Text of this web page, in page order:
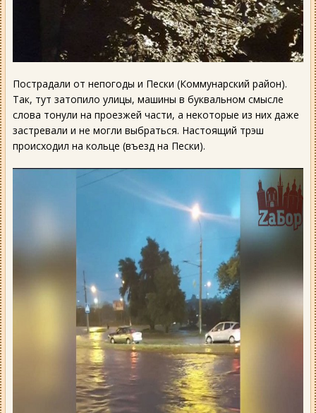
Пострадали от непогоды и Пески (Коммунарский район).
Так, тут затопило улицы, машины в буквальном смысле
слова тонули на проезжей части, а некоторые из них даже
застревали и не могли выбраться. Настоящий трэш
происходил на кольце (въезд на Пески).